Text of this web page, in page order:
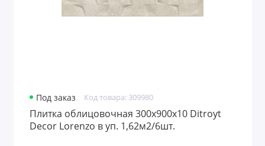
Под заказ Код товара: 309980
Плитка облицовочная 300x900х10 Ditroyt
Decor Lorenzo в уп. 1,62м2/6шт.